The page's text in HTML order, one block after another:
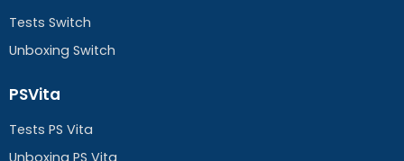
Tests Switch
Unboxing Switch
PSVita
Tests PS Vita